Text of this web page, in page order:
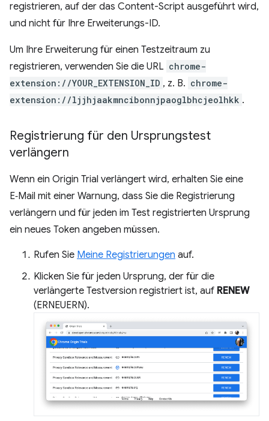
registrieren, auf der das Content-Script ausgeführt wird,
und nicht für Ihre Erweiterungs-ID.
Um Ihre Erweiterung für einen Testzeitraum zu
registrieren, verwenden Sie die URL chrome-
extension://YOUR_EXTENSION_ID , z. B. chrome-
extension://ljjhjaakmncibonnjpaoglbhcjeolhkk .
Registrierung für den Ursprungstest
verlängern
Wenn ein Origin Trial verlängert wird, erhalten Sie eine
E‑Mail mit einer Warnung, dass Sie die Registrierung
verlängern und für jeden im Test registrierten Ursprung
ein neues Token angeben müssen.
Rufen Sie Meine Registrierungen auf.
Klicken Sie für jeden Ursprung, der für die
verlängerte Testversion registriert ist, auf RENEW
(ERNEUERN).